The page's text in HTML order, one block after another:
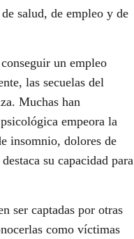
salud, de empleo y de
un empleo
las secuelas del
Muchas han
empeora la
insomnio, dolores de
su capacidad para
ser captadas por otras
como víctimas